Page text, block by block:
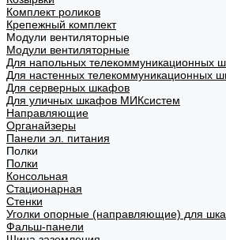
Комплект роликов
Крепежный комплект
Модули вентиляторные
Модули вентиляторные
Для напольных телекоммуникационных
Для настенных телекоммуникационных
Для серверных шкафов
Для уличных шкафов МИКсистем
Направляющие
Органайзеры
Панели эл. питания
Полки
Полки
Консольная
Стационарная
Стенки
Уголки опорные (направляющие) для
Фальш-панели